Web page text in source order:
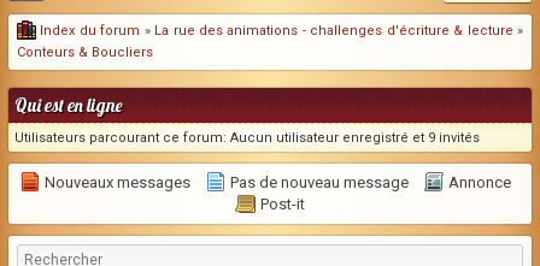
Index du forum » La rue des animations - challenges d'écriture & lecture »
Conteurs & Boucliers
Qui est en ligne
Utilisateurs parcourant ce forum: Aucun utilisateur enregistré et 9 invités
Nouveaux messages Pas de nouveau message
Annonce
Post-it